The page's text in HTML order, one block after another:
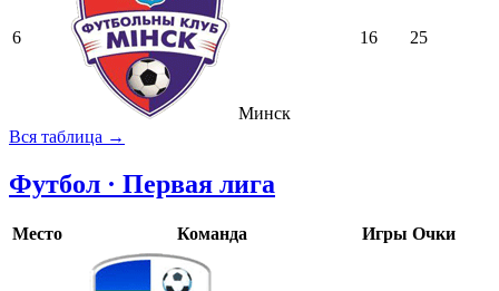
6
Минск
16 25
Вся таблица →
Футбол · Первая лига
Место Команда Игры Очки